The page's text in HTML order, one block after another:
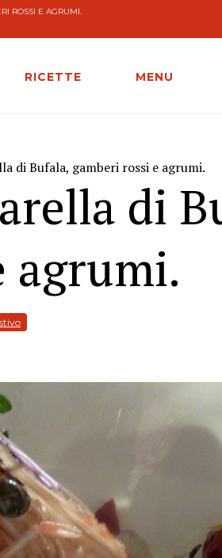
ROSSI E AGRUMI.
RICETTE MENU
di Bufala, gamberi rossi e agrumi.
di
agrumi.